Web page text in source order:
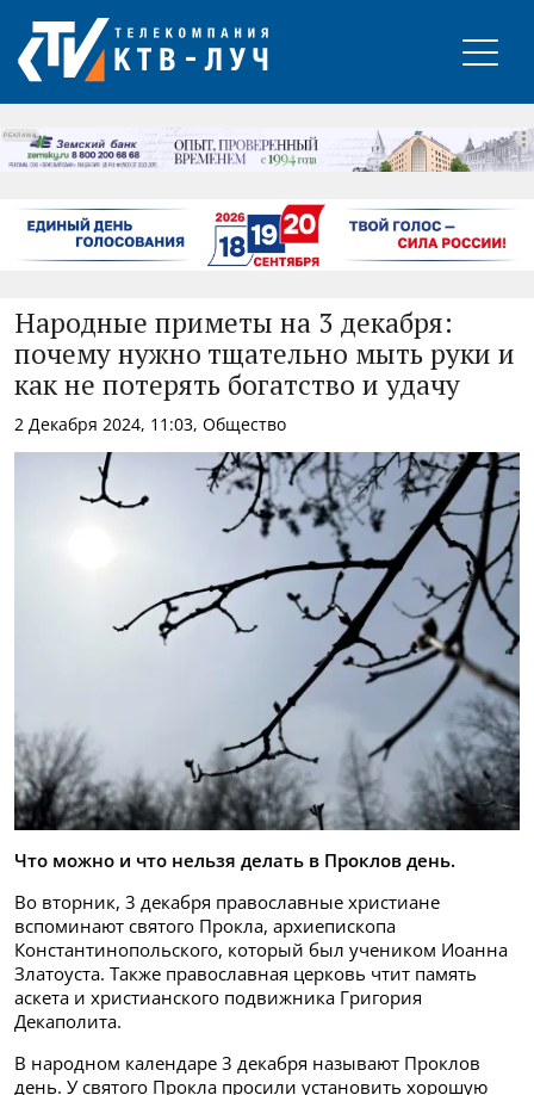
РЕКЛАМА
Народные приметы на 3 декабря:
почему нужно тщательно мыть руки и
как не потерять богатство и удачу
2 Декабря 2024, 11:03, Общество
Что можно и что нельзя делать в Проклов день.
Во вторник, 3 декабря православные христиане
вспоминают святого Прокла, архиепископа
Константинопольского, который был учеником Иоанна
Златоуста. Также православная церковь чтит память
аскета и христианского подвижника Григория
Декаполита.
В народном календаре 3 декабря называют Проклов
день. У святого Прокла просили установить хорошую